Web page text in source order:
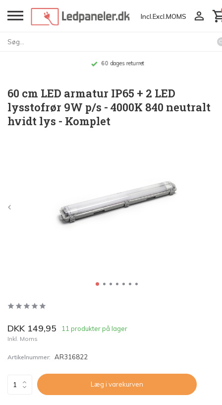
Incl. Excl. MOMS
Op til 10 års garanti
60 cm LED armatur IP65 + 2 LED
lysstofrør 9W p/s - 4000K 840 neutralt
hvidt lys - Komplet
DKK 149,95 11 produkter på lager
Inkl. Moms
Artikelnummer: AR316822
Læg i varekurven